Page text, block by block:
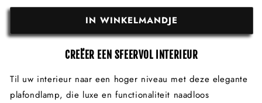
IN WINKELMANDJE
CREËER EEN SFEERVOL INTERIEUR
Til uw interieur naar een hoger niveau met deze elegante
plafondlamp, die luxe en functionaliteit naadloos